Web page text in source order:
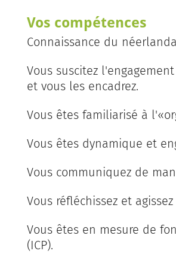
Vos compétences
Connaissance du
Vous suscitez
et vous les encadrez.
Vous êtes familiarisé à
Vous êtes dynamique et
Vous communiquez de
Vous réfléchissez et
Vous êtes en mesure de
(ICP).